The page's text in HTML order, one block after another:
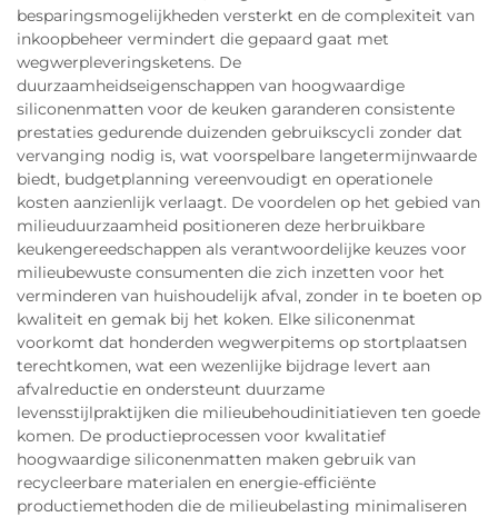
besparingsmogelijkheden versterkt en de complexiteit van
inkoopbeheer vermindert die gepaard gaat met
wegwerpleveringsketens. De
duurzaamheidseigenschappen van hoogwaardige
siliconenmatten voor de keuken garanderen consistente
prestaties gedurende duizenden gebruikscycli zonder dat
vervanging nodig is, wat voorspelbare langetermijnwaarde
biedt, budgetplanning vereenvoudigt en operationele
kosten aanzienlijk verlaagt. De voordelen op het gebied van
milieuduurzaamheid positioneren deze herbruikbare
keukengereedschappen als verantwoordelijke keuzes voor
milieubewuste consumenten die zich inzetten voor het
verminderen van huishoudelijk afval, zonder in te boeten op
kwaliteit en gemak bij het koken. Elke siliconenmat
voorkomt dat honderden wegwerpitems op stortplaatsen
terechtkomen, wat een wezenlijke bijdrage levert aan
afvalreductie en ondersteunt duurzame
levensstijlpraktijken die milieubehoudinitiatieven ten goede
komen. De productieprocessen voor kwalitatief
hoogwaardige siliconenmatten maken gebruik van
recycleerbare materialen en energie-efficiënte
productiemethoden die de milieubelasting minimaliseren